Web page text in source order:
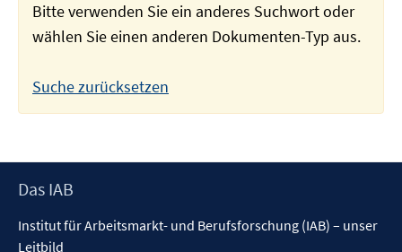
Bitte verwenden Sie ein anderes Suchwort oder
wählen Sie einen anderen Dokumenten-Typ aus.
Suche zurücksetzen
Footer
Das IAB
Institut für Arbeitsmarkt- und Berufsforschung (IAB) – unser
Leitbild